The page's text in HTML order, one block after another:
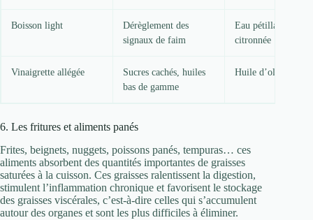
Boisson light
Dérèglement des
signaux de faim
Eau pétillante
citronnée
Vinaigrette allégée
Sucres cachés, huiles
bas de gamme
Huile d’olive +
6. Les fritures et aliments panés
Frites, beignets, nuggets, poissons panés, tempuras… ces
aliments absorbent des quantités importantes de graisses
saturées à la cuisson. Ces graisses ralentissent la digestion,
stimulent l’inflammation chronique et favorisent le stockage
des graisses viscérales, c’est-à-dire celles qui s’accumulent
autour des organes et sont les plus difficiles à éliminer.